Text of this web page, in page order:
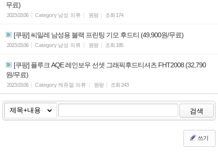
무료)
2023.03.06 Category 남성 의류 원팡 조회 174
[쿠팡] 씨밀레 남성용 블랙 프린팅 기모 후드티 (49,900원/무료)
2023.03.06 Category 남성 의류 원팡 조회 185
[쿠팡] 플루크 AQE 레인보우 선셋 그래픽후드티셔츠 FHT2008 (32,790
원/무료)
2023.03.06 Category 캐쥬얼 의류 원팡 조회 243
검색
쓰기